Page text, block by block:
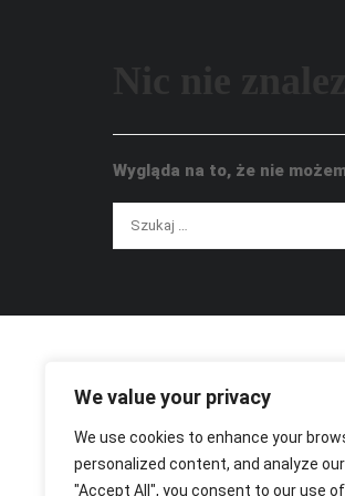
We value your privacy
We use cookies to enhance your
personalized content, and analyze
"Accept All", you consent to our use of
Wygląda na to, że nie